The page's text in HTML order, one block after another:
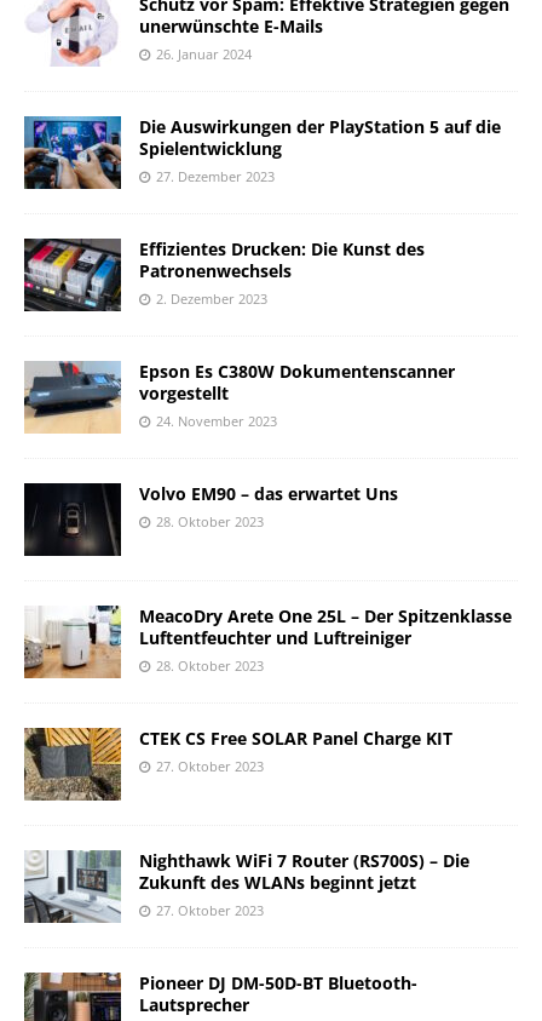
unerwünschte E-Mails
26. Januar 2024
Die Auswirkungen der PlayStation 5 auf die
Spielentwicklung
27. Dezember 2023
Effizientes Drucken: Die Kunst des
Patronenwechsels
2. Dezember 2023
Epson Es C380W Dokumentenscanner
vorgestellt
24. November 2023
Volvo EM90 – das erwartet Uns
28. Oktober 2023
MeacoDry Arete One 25L – Der Spitzenklasse
Luftentfeuchter und Luftreiniger
28. Oktober 2023
CTEK CS Free SOLAR Panel Charge KIT
27. Oktober 2023
Nighthawk WiFi 7 Router (RS700S) – Die
Zukunft des WLANs beginnt jetzt
27. Oktober 2023
Pioneer DJ DM-50D-BT Bluetooth-
Lautsprecher